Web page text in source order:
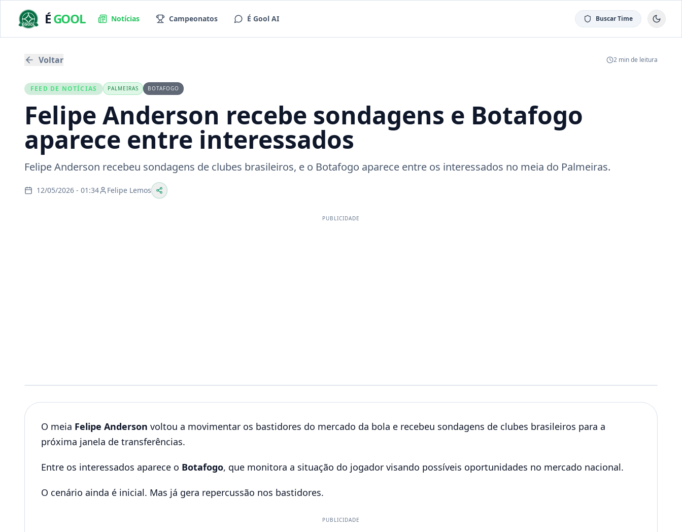
ÉGOOL Notícias Campeonatos É Gool AI Buscar Time
Voltar 2 min de leitura
FEED DE NOTÍCIAS PALMEIRAS BOTAFOGO
Felipe Anderson recebe sondagens e Botafogo
aparece entre interessados
Felipe Anderson recebeu sondagens de clubes brasileiros, e o Botafogo aparece entre os interessados no meia do Palmeiras.
12/05/2026 - 01:34 Felipe Lemos
PUBLICIDADE
O meia Felipe Anderson voltou a movimentar os bastidores do mercado da bola e recebeu sondagens de clubes brasileiros para a
próxima janela de transferências.
Entre os interessados aparece o Botafogo, que monitora a situação do jogador visando possíveis oportunidades no mercado nacional.
O cenário ainda é inicial. Mas já gera repercussão nos bastidores.
PUBLICIDADE